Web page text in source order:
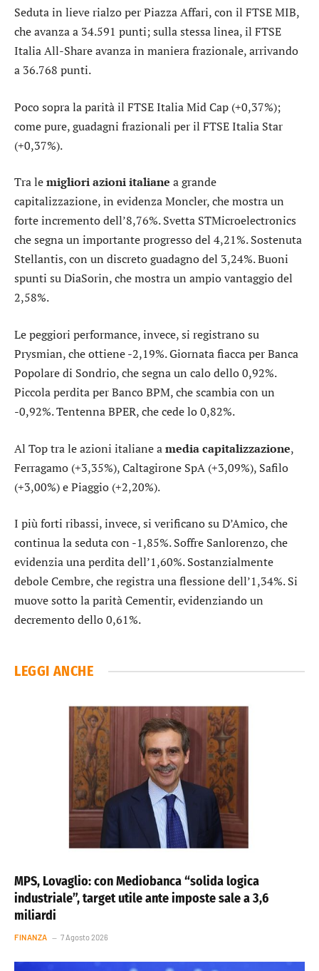
Seduta in lieve rialzo per Piazza Affari, con il FTSE MIB,
che avanza a 34.591 punti; sulla stessa linea, il FTSE
Italia All-Shareavanza in maniera frazionale, arrivando
a 36.768 punti.
Poco sopra la parità il FTSE Italia Mid Cap (+0,37%);
come pure, guadagni frazionali per il FTSE Italia Star
(+0,37%).
Tra lemigliori azioni italiane a grande
capitalizzazione, in evidenzaMoncler, che mostra un
forte incremento dell’8,76%. Svetta STMicroelectronics
che segna un importante progresso del 4,21%. Sostenuta
Stellantis, con un discreto guadagno del 3,24%. Buoni
spunti suDiaSorin, che mostra un ampio vantaggio del
2,58%.
Le peggiori performance, invece, si registrano su
Prysmian, che ottiene -2,19%. Giornata fiacca perBanca
Popolare di Sondrio, che segna un calo dello 0,92%.
Piccola perdita perBanco BPM, che scambia con un
-0,92%. TentennaBPER, che cede lo 0,82%.
Al Top tra le azioni italiane amedia capitalizzazione,
Ferragamo (+3,35%),Caltagirone SpA (+3,09%), Safilo
(+3,00%) ePiaggio (+2,20%).
I più forti ribassi, invece, si verificano suD’Amico, che
continua la seduta con -1,85%. Soffre Sanlorenzo, che
evidenzia una perdita dell’1,60%. Sostanzialmente
deboleCembre, che registra una flessione dell’1,34%. Si
muove sotto la paritàCementir, evidenziando un
decremento dello 0,61%.
LEGGI ANCHE
MPS, Lovaglio: con Mediobanca “solida logica
industriale”, target utile ante imposte sale a 3,6
miliardi
FINANZA 7 Agosto 2026